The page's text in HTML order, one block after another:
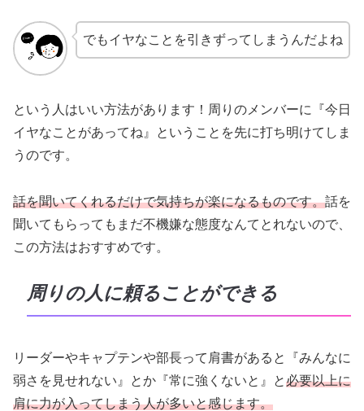
でもイヤなことを引きずってしまうんだよね
という人はいい方法があります！周りのメンバーに『今日
イヤなことがあってね』ということを先に打ち明けてしま
うのです。
話を聞いてくれるだけで気持ちが楽になるものです。話を
聞いてもらってもまだ不機嫌な態度なんてとれないので、
この方法はおすすめです。
周りの人に頼ることができる
リーダーやキャプテンや部長って肩書があると『みんなに
弱さを見せれない』とか『常に強くないと』と必要以上に
肩に力が入ってしまう人が多いと感じます。